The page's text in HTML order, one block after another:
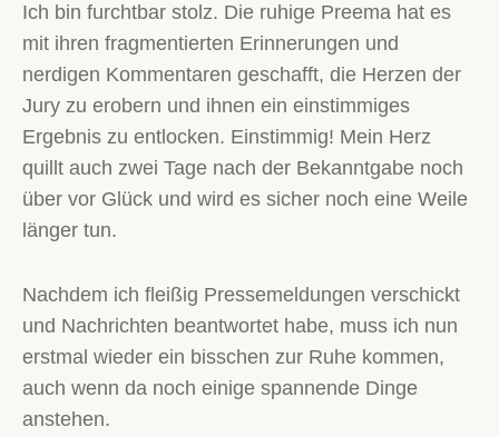
Ich bin furchtbar stolz. Die ruhige Preema hat es
mit ihren fragmentierten Erinnerungen und
nerdigen Kommentaren geschafft, die Herzen der
Jury zu erobern und ihnen ein einstimmiges
Ergebnis zu entlocken. Einstimmig! Mein Herz
quillt auch zwei Tage nach der Bekanntgabe noch
über vor Glück und wird es sicher noch eine Weile
länger tun.
Nachdem ich fleißig Pressemeldungen verschickt
und Nachrichten beantwortet habe, muss ich nun
erstmal wieder ein bisschen zur Ruhe kommen,
auch wenn da noch einige spannende Dinge
anstehen.